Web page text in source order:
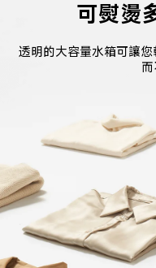
可熨燙
透明的大容量水箱可讓
而